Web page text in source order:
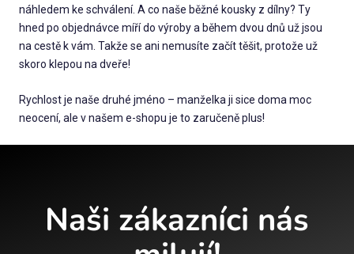
náhledem ke schválení. A co naše běžné kousky z dílny? Ty
hned po objednávce míří do výroby a během dvou dnů už jsou
na cestě k vám. Takže se ani nemusíte začít těšit, protože už
skoro klepou na dveře!
Rychlost je naše druhé jméno – manželka ji sice doma moc
neocení, ale v našem e-shopu je to zaručeně plus!
Naši zákazníci nás